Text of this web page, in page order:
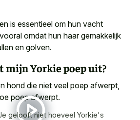
is essentieel om hun vacht
omdat hun haar gemakkelijk
en golven.
mijn Yorkie poep uit?
hond die niet veel poep afwerpt,
poep afwerpt.
gelooft niet hoeveel Yorkie's